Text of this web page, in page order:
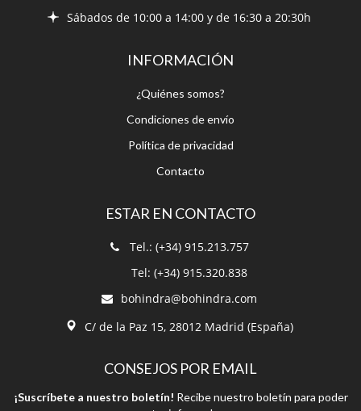
Sábados de 10:00 a 14:00 y de 16:30 a 20:30h
INFORMACIÓN
¿Quiénes somos?
Condiciones de envío
Política de privacidad
Contacto
ESTAR EN CONTACTO
Tel.: (+34) 915.213.757
Tel: (+34) 915.320.838
bohindra@bohindra.com
C/ de la Paz 15, 28012 Madrid (España)
CONSEJOS POR EMAIL
¡Suscríbete a nuestro boletín! Recibe nuestro boletín para poder